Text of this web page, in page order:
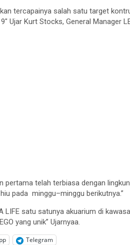
tercapainya salah satu target
Ujar Kurt Stocks, General Manager
pertama telah terbiasa dengan
pada minggu–minggu berikutnya.”
LIFE satu satunya akuarium di
yang unik” Ujarnyaa.
Telegram